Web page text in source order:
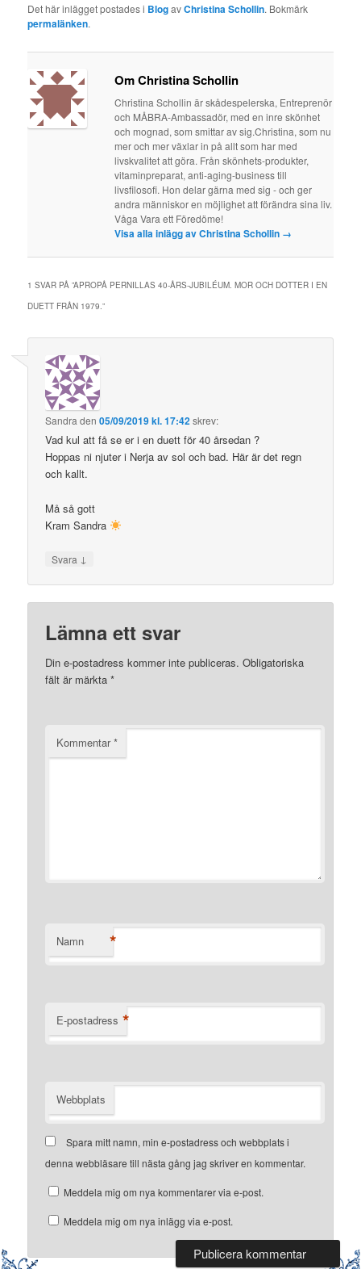
Det här inlägget postades i BlogavChristina Schollin. Bokmärk
permalänken.
Om Christina Schollin
Christina Schollin är skådespelerska, Entreprenör
och MÅBRA-Ambassadör, med en inre skönhet
och mognad, som smittar av sig.Christina, som nu
mer och mer växlar in på allt som har med
livskvalitet att göra. Från skönhets-produkter,
vitaminpreparat, anti-aging-business till
livsfilosofi. Hon delar gärna med sig - och ger
andra människor en möjlighet att förändra sina liv.
Våga Vara ett Föredöme!
Visa alla inlägg av Christina Schollin →
1 SVAR PÅ ”APROPÅ PERNILLAS 40-ÅRS-JUBILÉUM. MOR OCH DOTTER I EN
DUETT FRÅN 1979.”
Sandraden05/09/2019 kl. 17:42skrev:
Vad kul att få se er i en duett för 40 årsedan ?
Hoppas ni njuter i Nerja av sol och bad. Här är det regn
och kallt.
Må så gott
Kram Sandra
Svara ↓
Lämna ett svar
Din e-postadress kommer inte publiceras. Obligatoriska
fält är märkta*
Kommentar*
Namn *
E-postadress *
Webbplats
Spara mitt namn, min e-postadress och webbplats i
denna webbläsare till nästa gång jag skriver en kommentar.
Meddela mig om nya kommentarer via e-post.
Meddela mig om nya inlägg via e-post.